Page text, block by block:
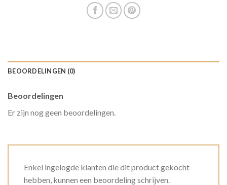
BEOORDELINGEN (0)
Beoordelingen
Er zijn nog geen beoordelingen.
Enkel ingelogde klanten die dit product gekocht
hebben, kunnen een beoordeling schrijven.